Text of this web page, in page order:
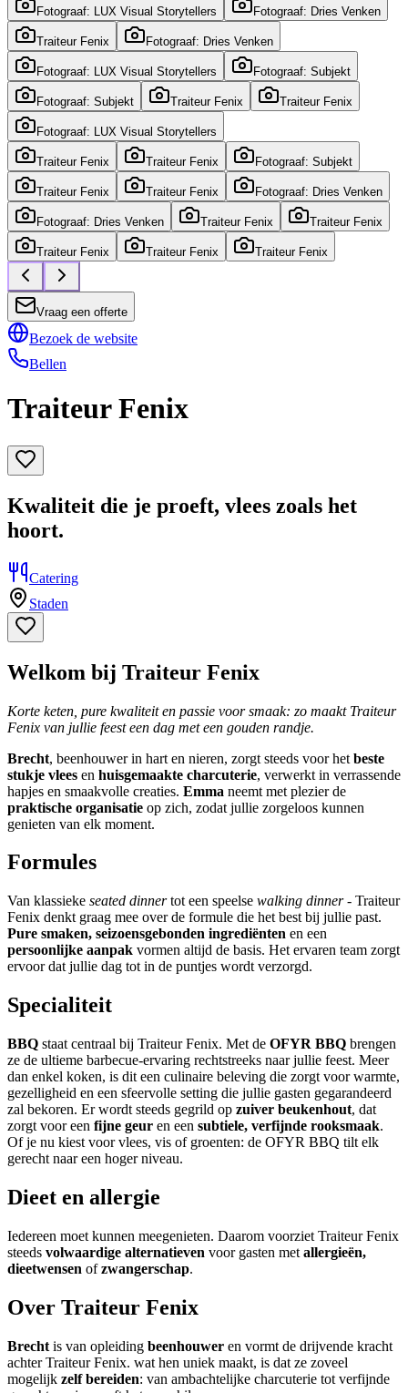
Fotograaf: LUX Visual Storytellers Fotograaf: Dries Venken
Traiteur Fenix Fotograaf: Dries Venken
Fotograaf: LUX Visual Storytellers Fotograaf: Subjekt
Fotograaf: Subjekt Traiteur Fenix Traiteur Fenix
Fotograaf: LUX Visual Storytellers
Traiteur Fenix Traiteur Fenix Fotograaf: Subjekt
Traiteur Fenix Traiteur Fenix Fotograaf: Dries Venken
Fotograaf: Dries Venken Traiteur Fenix Traiteur Fenix
Traiteur Fenix Traiteur Fenix Traiteur Fenix
Vraag een offerte
Bezoek de website
Bellen
Traiteur Fenix
Kwaliteit die je proeft, vlees zoals het
hoort.
Catering
Staden
Welkom bij Traiteur Fenix
Korte keten, pure kwaliteit en passie voor smaak: zo maakt Traiteur
Fenix van jullie feest een dag met een gouden randje.
Brecht, beenhouwer in hart en nieren, zorgt steeds voor het beste
stukje vlees en huisgemaakte charcuterie, verwerkt in verrassende
hapjes en smaakvolle creaties. Emma neemt met plezier de
praktische organisatie op zich, zodat jullie zorgeloos kunnen
genieten van elk moment.
Formules
Van klassieke seated dinnertot een speelse walking dinner- Traiteur
Fenix denkt graag mee over de formule die het best bij jullie past.
Pure smaken, seizoensgebonden ingrediënten en een
persoonlijke aanpak vormen altijd de basis. Het ervaren team zorgt
ervoor dat jullie dag tot in de puntjes wordt verzorgd.
Specialiteit
BBQ staat centraal bij Traiteur Fenix. Met de OFYR BBQ brengen
ze de ultieme barbecue-ervaring rechtstreeks naar jullie feest. Meer
dan enkel koken, is dit een culinaire beleving die zorgt voor warmte,
gezelligheid en een sfeervolle setting die jullie gasten gegarandeerd
zal bekoren. Er wordt steeds gegrild op zuiver beukenhout, dat
zorgt voor een fijne geur en een subtiele, verfijnde rooksmaak.
Of je nu kiest voor vlees, vis of groenten: de OFYR BBQ tilt elk
gerecht naar een hoger niveau.
Dieet en allergie
Iedereen moet kunnen meegenieten. Daarom voorziet Traiteur Fenix
steeds volwaardige alternatieven voor gasten met allergieën,
dieetwensen ofzwangerschap.
Over Traiteur Fenix
Brecht is van opleiding beenhouwer en vormt de drijvende kracht
achter Traiteur Fenix. wat hen uniek maakt, is dat ze zoveel
mogelijk zelf bereiden: van ambachtelijke charcuterie tot verfijnde